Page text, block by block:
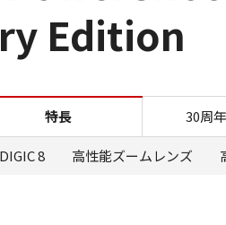
Edition
特長 30周
8 高性能ズームレンズ